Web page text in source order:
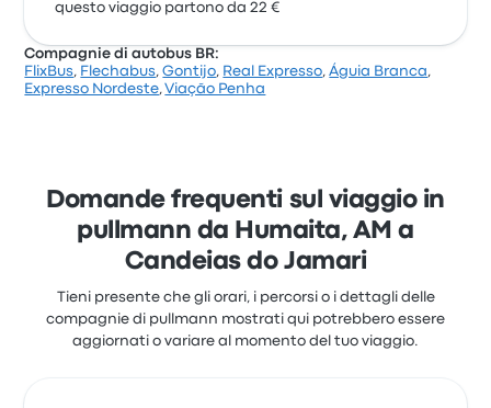
questo viaggio partono da 22 €
Compagnie di autobus BR:
FlixBus, Flechabus,Gontijo, Real Expresso,Águia Branca,
Expresso Nordeste,Viação Penha
Domande frequenti sul viaggio in
pullmann da Humaita, AM a
Candeias do Jamari
Tieni presente che gli orari, i percorsi o i dettagli delle
compagnie di pullmann mostrati qui potrebbero essere
aggiornati o variare al momento del tuo viaggio.